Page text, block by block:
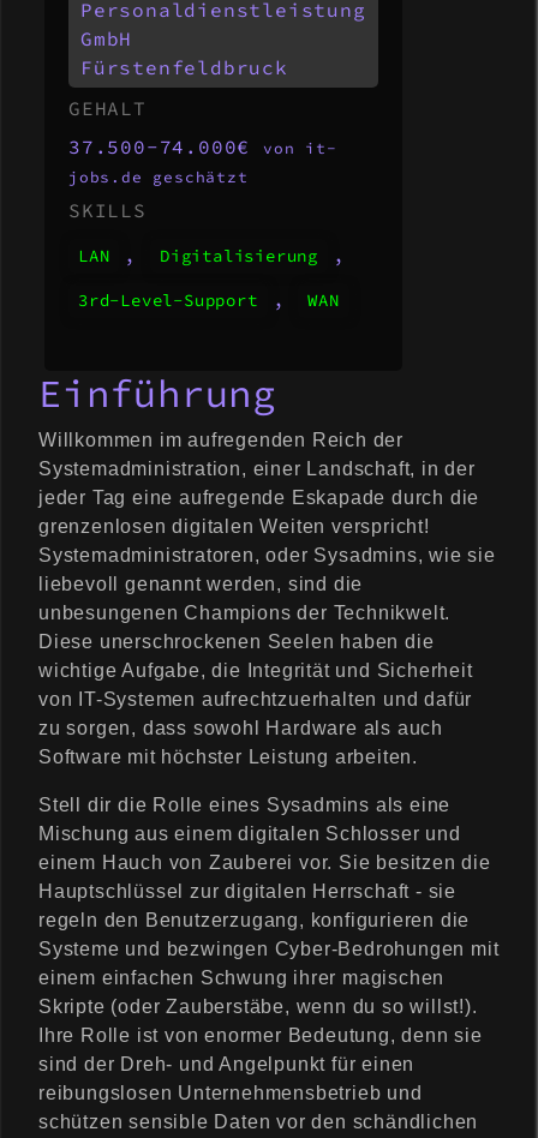
Personaldienstleistung
GmbH
Fürstenfeldbruck
GEHALT
37.500-74.000€
von it-
jobs.de geschätzt
SKILLS
LAN , Digitalisierung ,
3rd-Level-Support , WAN
Einführung
Willkommen im aufregenden Reich der
Systemadministration, einer Landschaft, in der
jeder Tag eine aufregende Eskapade durch die
grenzenlosen digitalen Weiten verspricht!
Systemadministratoren, oder Sysadmins, wie sie
liebevoll genannt werden, sind die
unbesungenen Champions der Technikwelt.
Diese unerschrockenen Seelen haben die
wichtige Aufgabe, die Integrität und Sicherheit
von IT-Systemen aufrechtzuerhalten und dafür
zu sorgen, dass sowohl Hardware als auch
Software mit höchster Leistung arbeiten.
Stell dir die Rolle eines Sysadmins als eine
Mischung aus einem digitalen Schlosser und
einem Hauch von Zauberei vor. Sie besitzen die
Hauptschlüssel zur digitalen Herrschaft - sie
regeln den Benutzerzugang, konfigurieren die
Systeme und bezwingen Cyber-Bedrohungen mit
einem einfachen Schwung ihrer magischen
Skripte (oder Zauberstäbe, wenn du so willst!).
Ihre Rolle ist von enormer Bedeutung, denn sie
sind der Dreh- und Angelpunkt für einen
reibungslosen Unternehmensbetrieb und
schützen sensible Daten vor den schändlichen